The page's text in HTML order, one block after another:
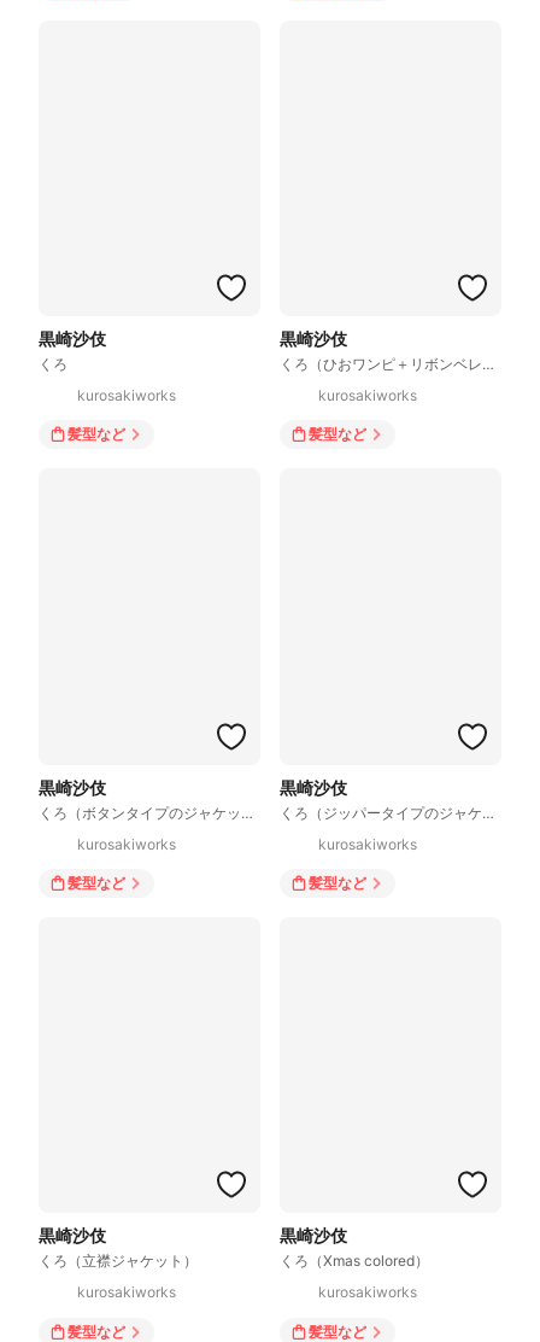
黒崎沙伎
くろ
kurosakiworks
髪型など
黒崎沙伎
くろ（ひおワンピ＋リボンベレー帽）
kurosakiworks
髪型など
黒崎沙伎
くろ（ボタンタイプのジャケット）
kurosakiworks
髪型など
黒崎沙伎
くろ（ジッパータイプのジャケット）
kurosakiworks
髪型など
黒崎沙伎
くろ（立襟ジャケット）
kurosakiworks
髪型など
黒崎沙伎
くろ（Xmas colored）
kurosakiworks
髪型など